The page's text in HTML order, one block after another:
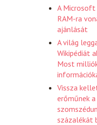
A Microsoft
RAM-ra
ajánlását
A világ
Wikipédiát
Most
Vissza
erőműnek
százalékát